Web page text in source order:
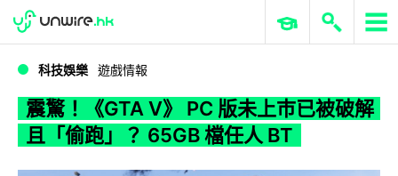
WWDC 2026 ERP 與商業 AI
科技娛樂 遊戲情報
震驚！《GTA V》 PC 版未上巿已被破解
且「偷跑」？ 65GB 檔任人 BT